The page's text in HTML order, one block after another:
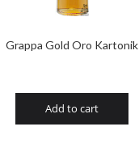
Grappa Gold Oro Kartonik
Add to cart